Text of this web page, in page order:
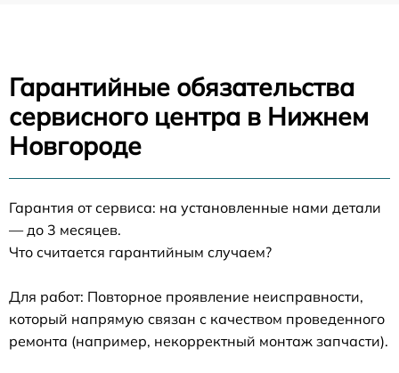
Гарантийные обязательства
сервисного центра в Нижнем
Новгороде
Гарантия от сервиса: на установленные нами детали
— до 3 месяцев.
Что считается гарантийным случаем?
Для работ: Повторное проявление неисправности,
который напрямую связан с качеством проведенного
ремонта (например, некорректный монтаж запчасти).